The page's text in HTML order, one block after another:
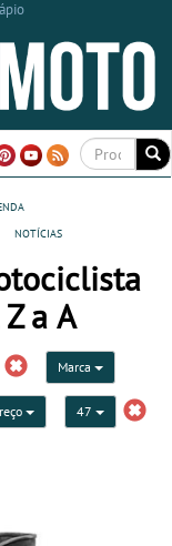
notícias
a A
Marca
47